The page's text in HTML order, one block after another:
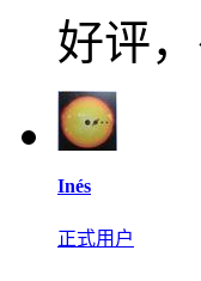
好评
Inés
正式用户